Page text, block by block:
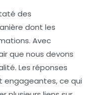
des
dont les
Avec
que nous devons
Les réponses
engageantes, ce qui